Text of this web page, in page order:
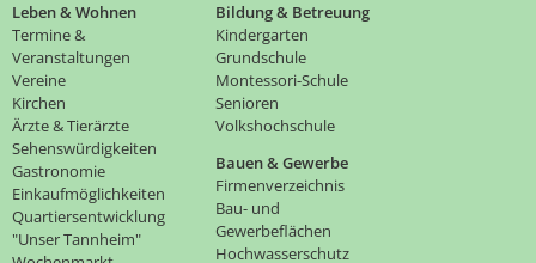
Leben & Wohnen
Termine &
Veranstaltungen
Vereine
Kirchen
Ärzte & Tierärzte
Sehenswürdigkeiten
Gastronomie
Einkaufmöglichkeiten
Quartiersentwicklung
"Unser Tannheim"
Bildung & Betreuung
Kindergarten
Grundschule
Montessori-Schule
Senioren
Volkshochschule
Bauen & Gewerbe
Firmenverzeichnis
Bau- und
Gewerbeflächen
Hochwasserschutz